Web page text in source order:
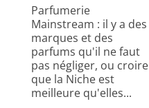
Parfumerie
Mainstream : il y a des
marques et des
parfums qu'il ne faut
pas négliger, ou croire
que la Niche est
meilleure qu'elles...